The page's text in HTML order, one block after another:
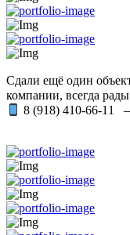
Сдали ещё один
компании, всегда
8 (918) 410-66-